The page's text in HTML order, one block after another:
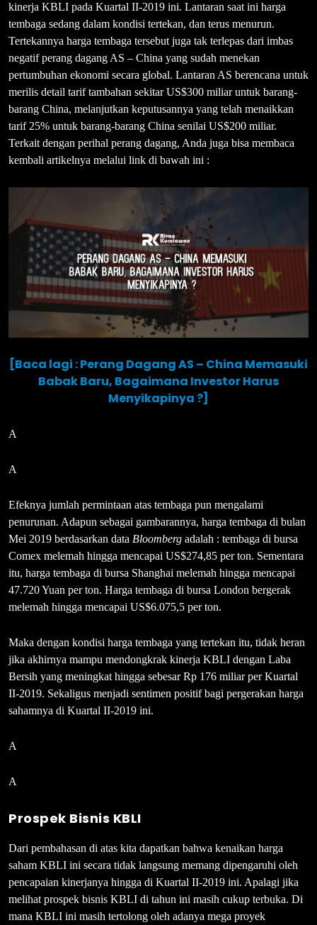
kinerja KBLI pada Kuartal II-2019 ini. Lantaran saat ini harga
tembaga sedang dalam kondisi tertekan, dan terus menurun.
Tertekannya harga tembaga tersebut juga tak terlepas dari imbas
negatif perang dagang AS – China yang sudah menekan
pertumbuhan ekonomi secara global. Lantaran AS berencana untuk
merilis detail tarif tambahan sekitar US$300 miliar untuk barang-
barang China, melanjutkan keputusannya yang telah menaikkan
tarif 25% untuk barang-barang China senilai US$200 miliar.
Terkait dengan perihal perang dagang, Anda juga bisa membaca
kembali artikelnya melalui link di bawah ini :
[Baca lagi : Perang Dagang AS – China Memasuki
Babak Baru, Bagaimana Investor Harus
Menyikapinya ?]
A
A
Efeknya jumlah permintaan atas tembaga pun mengalami
penurunan. Adapun sebagai gambarannya, harga tembaga di bulan
Mei 2019 berdasarkan data Bloomberg adalah : tembaga di bursa
Comex melemah hingga mencapai US$274,85 per ton. Sementara
itu, harga tembaga di bursa Shanghai melemah hingga mencapai
47.720 Yuan per ton. Harga tembaga di bursa London bergerak
melemah hingga mencapai US$6.075,5 per ton.
Maka dengan kondisi harga tembaga yang tertekan itu, tidak heran
jika akhirnya mampu mendongkrak kinerja KBLI dengan Laba
Bersih yang meningkat hingga sebesar Rp 176 miliar per Kuartal
II-2019. Sekaligus menjadi sentimen positif bagi pergerakan harga
sahamnya di Kuartal II-2019 ini.
A
A
Prospek Bisnis KBLI
Dari pembahasan di atas kita dapatkan bahwa kenaikan harga
saham KBLI ini secara tidak langsung memang dipengaruhi oleh
pencapaian kinerjanya hingga di Kuartal II-2019 ini. Apalagi jika
melihat prospek bisnis KBLI di tahun ini masih cukup terbuka. Di
mana KBLI ini masih tertolong oleh adanya mega proyek